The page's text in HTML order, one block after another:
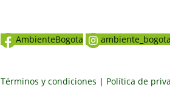
AmbienteBogota ambiente_bogota
Términos y condiciones | Política de